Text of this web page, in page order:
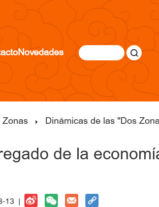
Novedades
Zonas Dinámicas de las "Dos
de la
13 |